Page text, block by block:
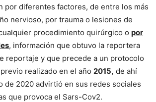
por diferentes factores, de entre los más
nervioso, por trauma o lesiones de
procedimiento quirúrgico o por
, información que obtuvo la reportera
reportaje y que precede a un protocolo
realizado en el año 2015, de ahí
de 2020 advirtió en sus redes sociales
que provoca el Sars-Cov2.